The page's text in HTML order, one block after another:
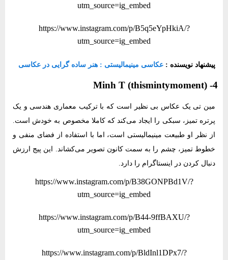
utm_source=ig_embed
https://www.instagram.com/p/B5q5eYpHkiA/?
utm_source=ig_embed
پیشنهاد نویسنده : عکاسی مینیمالیستی : هنر ساده گرایی در عکاسی
4- Minh T (thismintymoment)
مین تی یک عکاس بی نظیر است که با ترکیب معماری هندسی و یک
پرتره تمیز، سبکی را ایجاد می‌کند که کاملا مخصوص به خودش است.
از نظر او طبیعت مینیمالیستی است، اما با استفاده از فضای منفی و
خطوط تمیز، چشم را به سمت کانون تصویر می‌کشاند. این پیج ارزش
دنبال کردن در اینستاگرام را دارد.
https://www.instagram.com/p/B38GONPBd1V/?
utm_source=ig_embed
https://www.instagram.com/p/B44-9ffBAXU/?
utm_source=ig_embed
https://www.instagram.com/p/BldInl1DPx7/?